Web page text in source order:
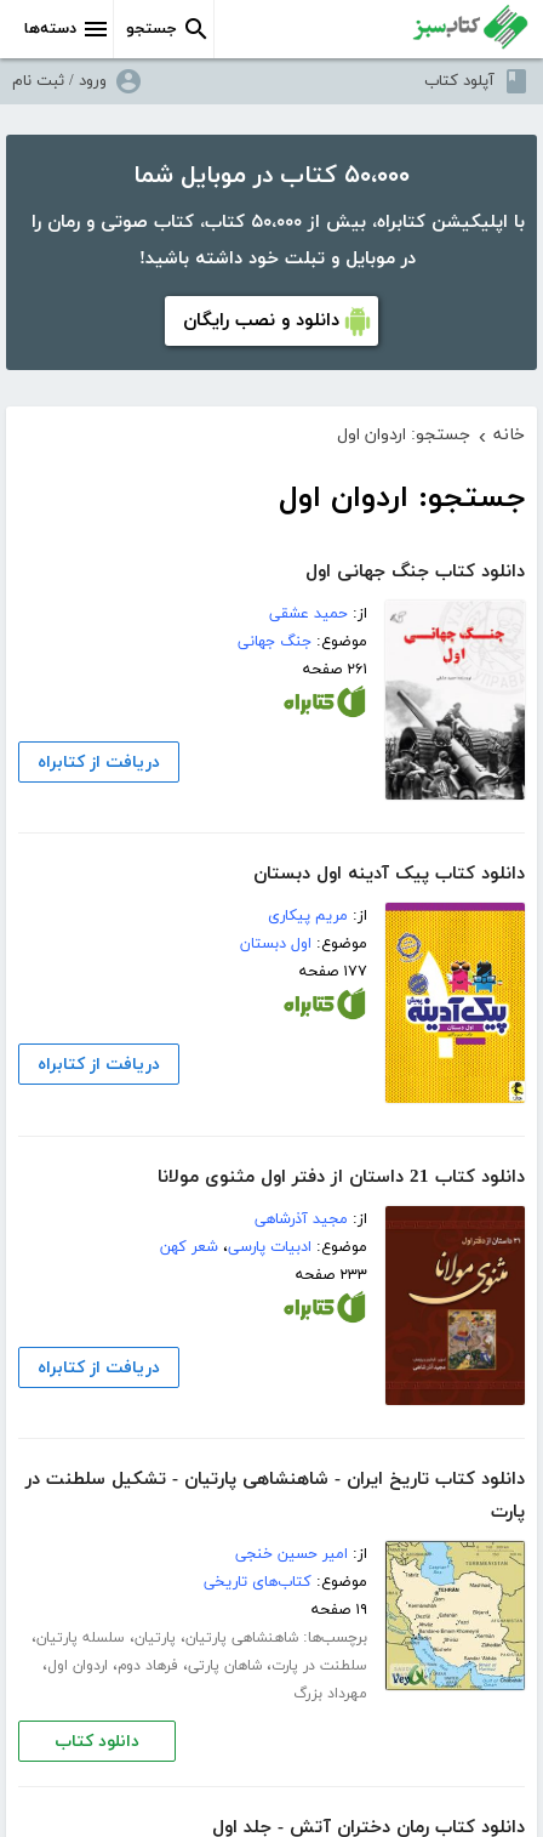
دسته‌ها جستجو
آپلود کتاب ورود / ثبت نام
۵۰،۰۰۰ کتاب در موبایل شما
با اپلیکیشن کتابراه، بیش از ۵۰،۰۰۰ کتاب، کتاب صوتی و رمان را
در موبایل و تبلت خود داشته باشید!
دانلود و نصب رایگان
خانه › جستجو: اردوان اول
جستجو: اردوان اول
دانلود کتاب جنگ جهانی اول
از:حمید عشقی
موضوع:جنگ جهانی
۲۶۱ صفحه
دریافت از کتابراه
دانلود کتاب پیک آدینه اول دبستان
از: مریم پیکاری
موضوع: اول دبستان
۱۷۷ صفحه
دریافت از کتابراه
دانلود کتاب 21 داستان از دفتر اول مثنوی مولانا
از: مجید آذرشاهی
موضوع: ادبیات پارسی،شعر کهن
۲۳۳ صفحه
دریافت از کتابراه
دانلود کتاب تاریخ ایران - شاهنشاهی پارتیان - تشکیل سلطنت در
پارت
از: امیر حسین خنجی
موضوع:کتاب‌های تاریخی
۱۹ صفحه
برچسب‌ها:شاهنشاهی پارتیان، پارتیان، سلسله پارتیان،
سلطنت در پارت،شاهان پارتی، فرهاد دوم، اردوان اول،
مهرداد بزرگ
دانلود کتاب
دانلود کتاب رمان دختران آتش - جلد اول